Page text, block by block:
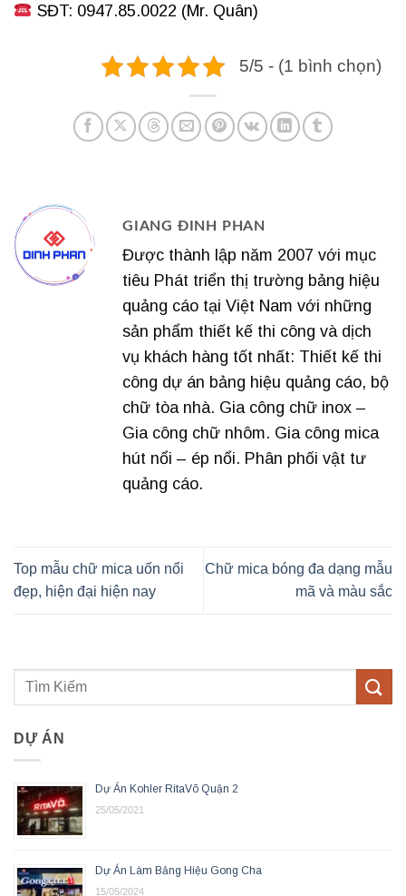
SĐT: 0947.85.0022 (Mr. Quân)
5/5 - (1 bình chọn)
GIANG ĐINH PHAN
Được thành lập năm 2007 với mục
tiêu Phát triển thị trường bảng hiệu
quảng cáo tại Việt Nam với những
sản phẩm thiết kế thi công và dịch
vụ khách hàng tốt nhất: Thiết kế thi
công dự án bảng hiệu quảng cáo, bộ
chữ tòa nhà. Gia công chữ inox –
Gia công chữ nhôm. Gia công mica
hút nổi – ép nổi. Phân phối vật tư
quảng cáo.
Top mẫu chữ mica uốn nổi
đẹp, hiện đại hiện nay
Chữ mica bóng đa dạng mẫu
mã và màu sắc
DỰ ÁN
Dự Án Kohler RitaVõ Quận 2
25/05/2021
Dự Án Làm Bảng Hiệu Gong Cha
15/05/2024